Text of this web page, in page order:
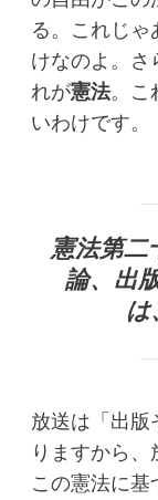
る。これじゃ
けなのよ。さ
れが憲法。こ
いわけです。
憲法第二
論、出
は
放送は「出版
りますから、
この憲法に基